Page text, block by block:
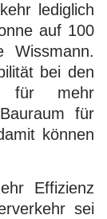
lediglich
auf 100
Wissmann.
bei den
für mehr
für
können
Effizienz
sei